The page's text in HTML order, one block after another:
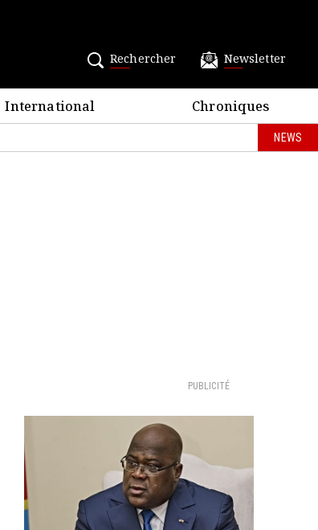
Rechercher Newsletter
International Chroniques
NEWS
PUBLICITÉ